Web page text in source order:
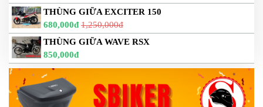
THÙNG GIỮA EXCITER 150
680,000đ 1,250,000đ
THÙNG GIỮA WAVE RSX
850,000đ